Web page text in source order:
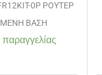
0P ΡΟΥΤΕΡ
ΒΑΣΗ